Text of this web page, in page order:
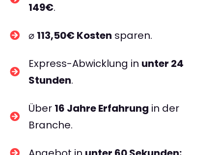
149€.
⌀ 113,50€ Kosten sparen.
Express-Abwicklung in unter 24
Stunden.
Über 16 Jahre Erfahrung in der
Branche.